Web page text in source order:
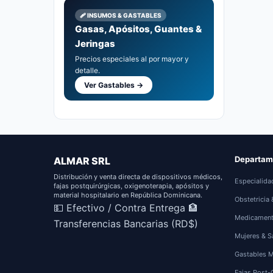
🩹 INSUMOS & GASTABLES
Gasas, Apósitos, Guantes &
Jeringas
Precios especiales al por mayor y
detalle.
Ver Gastables →
ALMAR SRL
Distribución y venta directa de dispositivos médicos,
fajas postquirúrgicas, oxigenoterapia, apósitos y
material hospitalario en República Dominicana.
💵 Efectivo / Contra Entrega 🏦
Transferencias Bancarias (RD$)
Obstetricia
Mujeres &
Gastables